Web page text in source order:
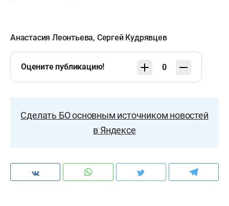
Анастасия Леонтьева, Сергей Кудрявцев
Оцените публикацию! 0
Сделать БО основным источником новостей
в Яндексе